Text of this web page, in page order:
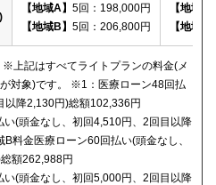
【地域A】 5回：198,000円
【地域B】 5回：206,800円
【地域A
【地域B
上記はすべてライトプランの料金(メ
対象)です。 ※1：医療ローン48回払
以降2,130円)総額102,336円
(頭金なし、初回4,510円、2回目以降
料金医療ローン60回払い(頭金なし、
額262,988円
(頭金なし、初回5,000円、2回目以降